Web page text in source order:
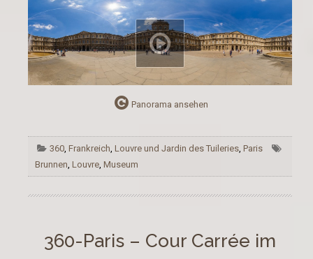
Panorama ansehen
360 ,Frankreich ,Louvre und Jardin des Tuileries ,Paris
Brunnen Louvre Museum
360-Paris – Cour Carrée im